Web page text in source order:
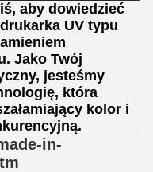
aby dowiedzieć
UV typu
Jako Twój
jesteśmy
która
kolor i
in-